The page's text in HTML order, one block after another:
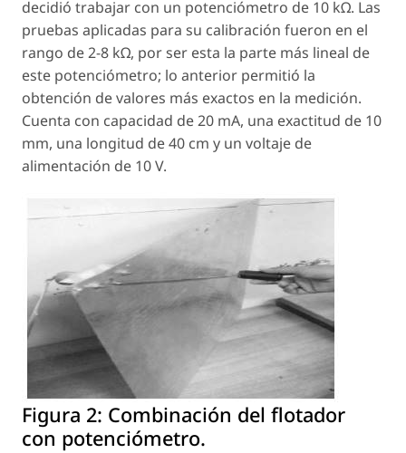
decidió trabajar con un potenciómetro de 10 kΩ. Las
pruebas aplicadas para su calibración fueron en el
rango de 2-8 kΩ, por ser esta la parte más lineal de
este potenciómetro; lo anterior permitió la
obtención de valores más exactos en la medición.
Cuenta con capacidad de 20 mA, una exactitud de 10
mm, una longitud de 40 cm y un voltaje de
alimentación de 10 V.
Figura 2: Combinación del flotador
con potenciómetro.